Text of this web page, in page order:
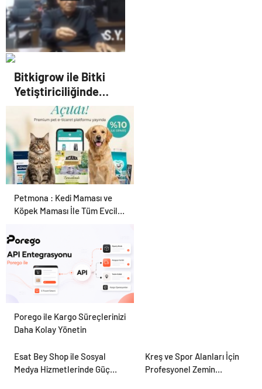
25 Yıllık Miras Davasında
Gözler Temmuz Ayındaki
Karar Duruşmasına Çevrildi
Bitkigrow ile Bitki
Yetiştiriciliğinde
Doğru Ekipman ve
Ürün Seçimi
Petmona : Kedi Maması ve
Köpek Maması İle Tüm Evcil
Porego ile Kargo Süreçlerinizi
Daha Kolay Yönetin
Esat Bey Shop ile Sosyal
Medya Hizmetlerinde Güçlü
Kreş ve Spor Alanları İçin
Profesyonel Zemin